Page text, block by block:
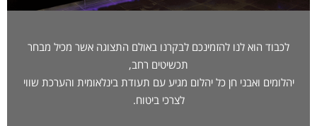
לכבוד הוא לנו להזמינכם לבקרנו באולם התצוגה אשר מכיל מבחר
תכשיטים רחב,
יהלומים ואבני חן כל יהלום מגיע עם תעודת בינלאומית והערכת שווי
לצרכי ביטוח.